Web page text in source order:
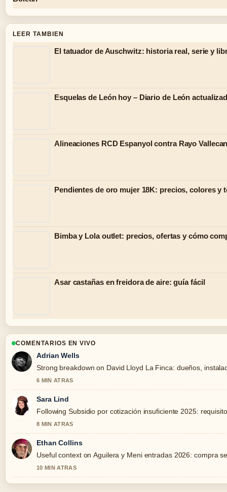
LEER TAMBIEN
El tatuador de Auschwitz: historia real, serie y
Esquelas de León hoy – Diario de León
Alineaciones RCD Espanyol contra Rayo
Pendientes de oro mujer 18K: precios, colores y
Bimba y Lola outlet: precios, ofertas y cómo
Asar castañas en freidora de aire: guía fácil
COMENTARIOS EN VIVO
Adrian Wells
Strong breakdown on David Lloyd La Finca: dueños,
6 MIN ATRAS
Sara Lind
Following Subsidio por cotización insuficiente 2025:
8 MIN ATRAS
Ethan Collins
Useful context on Aguilera y Meni entradas 2026: compra
10 MIN ATRAS